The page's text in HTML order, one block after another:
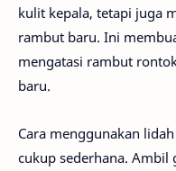
kulit kepala, tetapi juga
rambut baru. Ini
mengatasi rambut
baru.
Cara menggunakan
cukup sederhana. Ambil